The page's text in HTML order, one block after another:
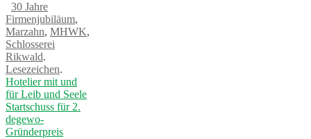
30 Jahre
Firmenjubiläum,
Marzahn, MHWK,
Schlosserei
Rikwald.
Lesezeichen.
Hotelier mit und
für Leib und Seele
Startschuss für 2.
degewo-
Gründerpreis